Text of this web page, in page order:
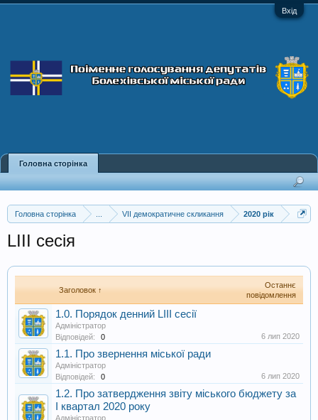
Вхід
Головна сторінка VII демократичне скликання 2020 рік
LIII сесія
Заголовок ↑
Останнє
повідомлення
1.0. Порядок денний LIII сесії
Адміністратор
Відповідей:
0 6 лип 2020
1.1. Про звернення міської ради
Адміністратор
Відповідей:
0 6 лип 2020
1.2. Про затвердження звіту міського бюджету за
І квартал 2020 року
Адміністратор
Головна сторінка